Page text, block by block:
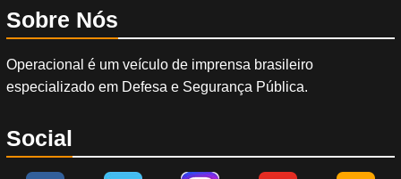
Sobre Nós
Operacional é um veículo de imprensa brasileiro
especializado em Defesa e Segurança Pública.
Social